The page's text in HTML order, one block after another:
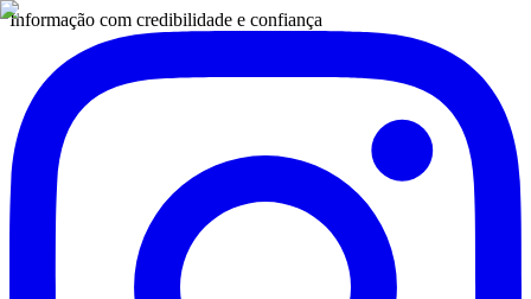
Informação com credibilidade e confiança